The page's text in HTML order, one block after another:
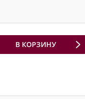
В КОРЗИНУ